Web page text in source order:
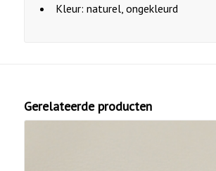
Kleur: naturel, ongekleurd
Gerelateerde producten